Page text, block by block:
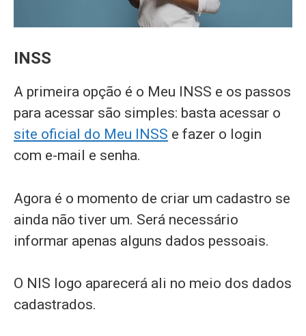
INSS
A primeira opção é o Meu INSS e os passos
para acessar são simples: basta acessar o
site oficial do Meu INSS e fazer o login
com e-mail e senha.
Agora é o momento de criar um cadastro se
ainda não tiver um. Será necessário
informar apenas alguns dados pessoais.
O NIS logo aparecerá ali no meio dos dados
cadastrados.